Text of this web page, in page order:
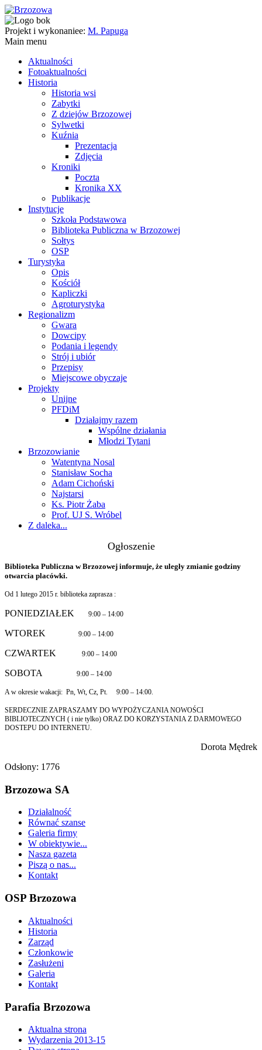
Projekt i wykonaniee: M. Papuga
Main menu
Aktualności
Fotoaktualności
Historia
Historia wsi
Zabytki
Z dziejów Brzozowej
Sylwetki
Kuźnia
Prezentacja
Zdjęcia
Kroniki
Poczta
Kronika XX
Publikacje
Instytucje
Szkoła Podstawowa
Biblioteka Publiczna w Brzozowej
Sołtys
OSP
Turystyka
Opis
Kościół
Kapliczki
Agroturystyka
Regionalizm
Gwara
Dowcipy
Podania i legendy
Strój i ubiór
Przepisy
Miejscowe obyczaje
Projekty
Unijne
PFDiM
Działajmy razem
Wspólne działania
Młodzi Tytani
Brzozowianie
Watentyna Nosal
Stanisław Socha
Adam Cichoński
Najstarsi
Ks. Piotr Żaba
Prof. UJ S. Wróbel
Z daleka...
Ogłoszenie
Biblioteka Publiczna w Brzozowej informuje, że uległy zmianie godziny
otwarcia placówki.
Od 1 lutego 2015 r. biblioteka zaprasza :
PONIEDZIAŁEK 9:00 – 14:00
WTOREK 9:00 – 14:00
CZWARTEK 9:00 – 14:00
SOBOTA 9:00 – 14:00
A w okresie wakacji: Pn, Wt, Cz, Pt. 9:00 – 14:00.
SERDECZNIE ZAPRASZAMY DO WYPOŻYCZANIA NOWOŚCI
BIBLIOTECZNYCH ( i nie tylko) ORAZ DO KORZYSTANIA Z DARMOWEGO
DOSTEPU DO INTERNETU.
Dorota Mędrek
Odsłony: 1776
Brzozowa SA
Działalność
Równać szanse
Galeria firmy
W obiektywie...
Nasza gazeta
Piszą o nas...
Kontakt
OSP Brzozowa
Aktualności
Historia
Zarząd
Członkowie
Zasłużeni
Galeria
Kontakt
Parafia Brzozowa
Aktualna strona
Wydarzenia 2013-15